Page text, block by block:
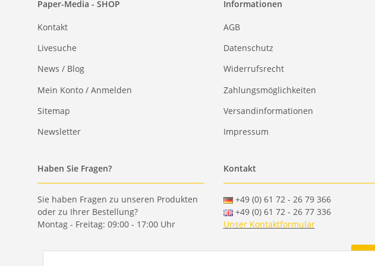
Paper-Media - SHOP
Kontakt
Livesuche
News / Blog
Mein Konto / Anmelden
Sitemap
Newsletter
Informationen
AGB
Datenschutz
Widerrufsrecht
Zahlungsmöglichkeiten
Versandinformationen
Impressum
Haben Sie Fragen?
Sie haben Fragen zu unseren Produkten
oder zu Ihrer Bestellung?
Montag - Freitag: 09:00 - 17:00 Uhr
Kontakt
+49 (0) 61 72 - 26 79 366
+49 (0) 61 72 - 26 77 336
Unser Kontaktformular